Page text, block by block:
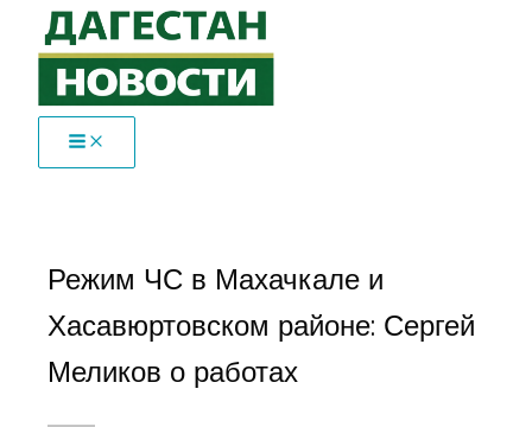
Перейти
содержимому
Режим ЧС в Махачкале и
Хасавюртовском районе: Сергей
Меликов о работах